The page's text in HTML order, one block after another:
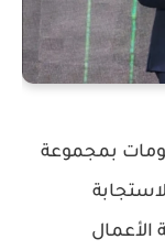
بمجموعة
الأعمال